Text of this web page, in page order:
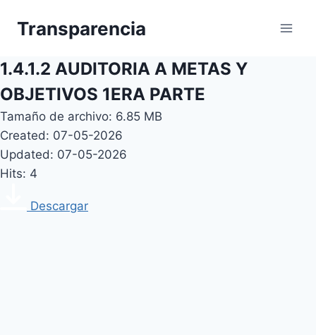
Transparencia
1.4.1.2 AUDITORIA A METAS Y
OBJETIVOS 1ERA PARTE
Tamaño de archivo: 6.85 MB
Created: 07-05-2026
Updated: 07-05-2026
Hits: 4
Descargar